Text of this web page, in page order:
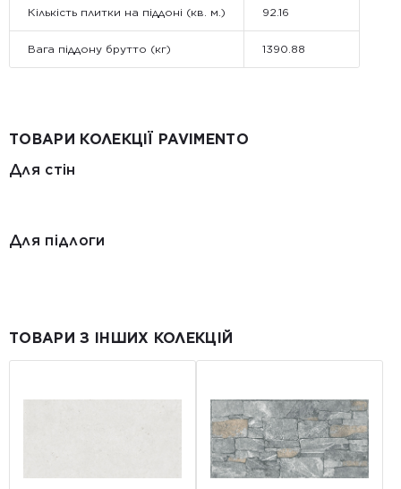
Кількість плитки на піддоні (кв. м.) 92.16
Вага піддону брутто (кг) 1390.88
ТОВАРИ КОЛЕКЦІЇ PAVIMENTO
Для стін
Для підлоги
ТОВАРИ З ІНШИХ КОЛЕКЦІЙ